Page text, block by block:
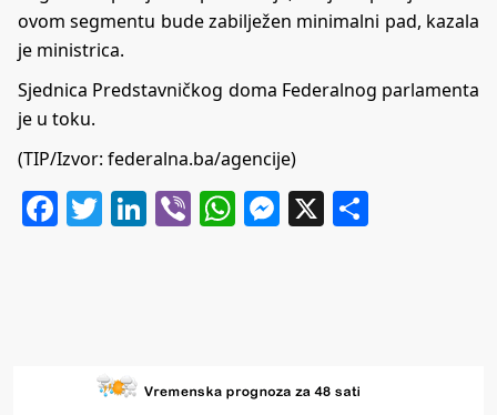
ovom segmentu bude zabilježen minimalni pad, kazala
je ministrica.
Sjednica Predstavničkog doma Federalnog parlamenta
je u toku.
(TIP/Izvor: federalna.ba/agencije)
Facebook
Twitter
LinkedIn
ViberWhatsApp
Messenger
X